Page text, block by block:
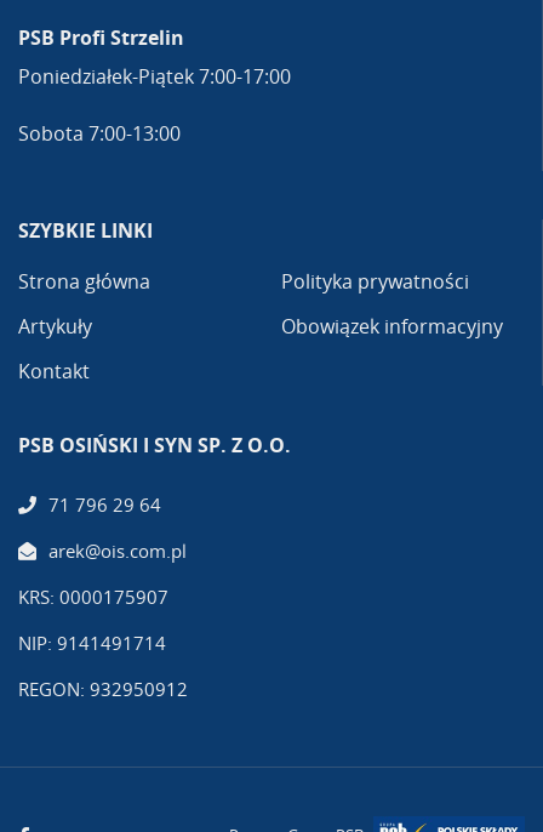
PSB Profi Strzelin
Poniedziałek-Piątek 7:00-17:00
Sobota 7:00-13:00
SZYBKIE LINKI
Strona główna
Artykuły
Kontakt
Polityka prywatności
Obowiązek informacyjny
PSB OSIŃSKI I SYN SP. Z O.O.
71 796 29 64
arek@ois.com.pl
KRS: 0000175907
NIP: 9141491714
REGON: 932950912